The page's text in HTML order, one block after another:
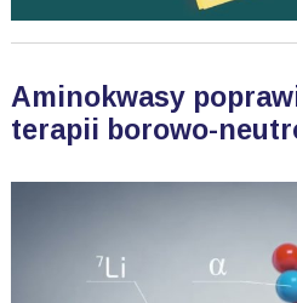
Aminokwasy
terapii borowo-